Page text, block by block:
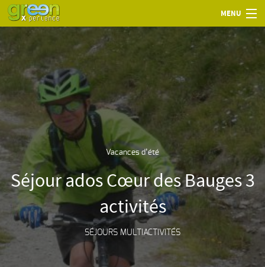
MENU
Vacances d’été
Séjour ados Cœur des Bauges 3
activités
SÉJOURS MULTIACTIVITÉS